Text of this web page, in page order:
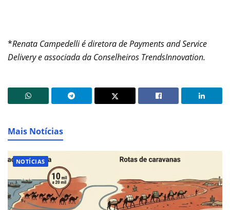
*Renata Campedelli é diretora de Payments and Service
Delivery e associada da Conselheiros TrendsInnovation.
Mais Notícias
NOTÍCIAS